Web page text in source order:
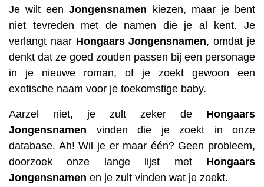
Je wilt eenJongensnamen kiezen, maar je bent
niet tevreden met de namen die je al kent. Je
verlangt naar Hongaars Jongensnamen, omdat je
denkt dat ze goed zouden passen bij een personage
in je nieuwe roman, of je zoekt gewoon een
exotische naam voor je toekomstige baby.
Aarzel niet, je zult zeker de Hongaars
Jongensnamen vinden die je zoekt in onze
database. Ah! Wil je er maar één? Geen probleem,
doorzoek onze lange lijst met Hongaars
Jongensnamen en je zult vinden wat je zoekt.